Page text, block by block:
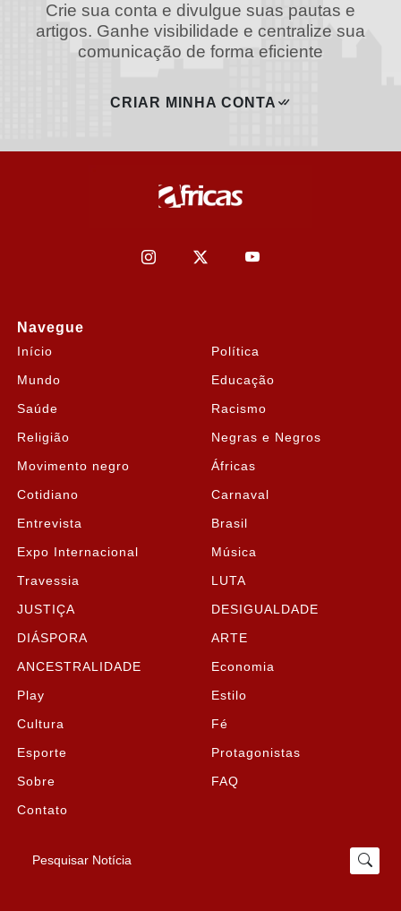
Crie sua conta e divulgue suas pautas e
artigos. Ganhe visibilidade e centralize sua
comunicação de forma eficiente
CRIAR MINHA CONTA
Navegue
Início Política
Mundo Educação
Saúde Racismo
Religião Negras e Negros
Movimento negro Áfricas
Cotidiano Carnaval
Entrevista Brasil
Expo Internacional Música
Travessia LUTA
JUSTIÇA DESIGUALDADE
DIÁSPORA ARTE
ANCESTRALIDADE Economia
Play Estilo
Cultura Fé
Esporte Protagonistas
Sobre FAQ
Contato
Pesquisar Notícia